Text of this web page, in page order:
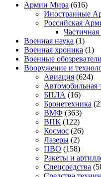
Армии Мира (616)
Иностранные
Российская
Военная наука (1)
Военная хроника (1)
Военные
Вооружение и
Авиация (624)
Автомобильная
БПЛА (16)
Бронетехника
ВМФ (363)
ВПК (122)
Космос (26)
Лазеры (2)
ПВО (158)
Ракеты и
Спецсредства